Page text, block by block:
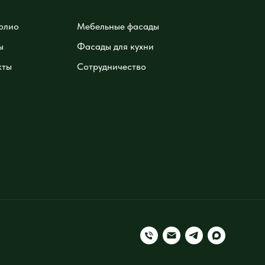
Мебельные фасады
Фасады для кухни
Сотрудничество